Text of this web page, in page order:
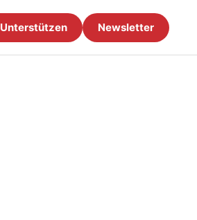
Unterstützen Newsletter